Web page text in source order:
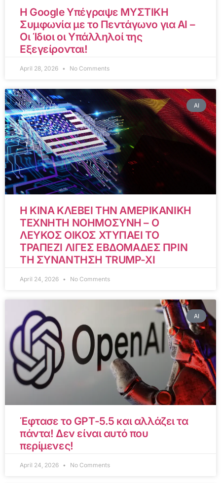
Η Google Υπέγραψε ΜΥΣΤΙΚΗ
Συμφωνία με το Πεντάγωνο για AI –
Οι Ίδιοι οι Υπάλληλοί της
Εξεγείρονται!
April 28, 2026 No Comments
AI
Η ΚΙΝΑ ΚΛΕΒΕΙ ΤΗΝ ΑΜΕΡΙΚΑΝΙΚΗ
ΤΕΧΝΗΤΗ ΝΟΗΜΟΣΥΝΗ – Ο
ΛΕΥΚΟΣ ΟΙΚΟΣ ΧΤΥΠΑΕΙ ΤΟ
ΤΡΑΠΕΖΙ ΛΙΓΕΣ ΕΒΔΟΜΑΔΕΣ ΠΡΙΝ
ΤΗ ΣΥΝΑΝΤΗΣΗ TRUMP-XI
April 24, 2026 No Comments
AI
Έφτασε το GPT-5.5 και αλλάζει τα
πάντα! Δεν είναι αυτό που
περίμενες!
April 24, 2026 No Comments